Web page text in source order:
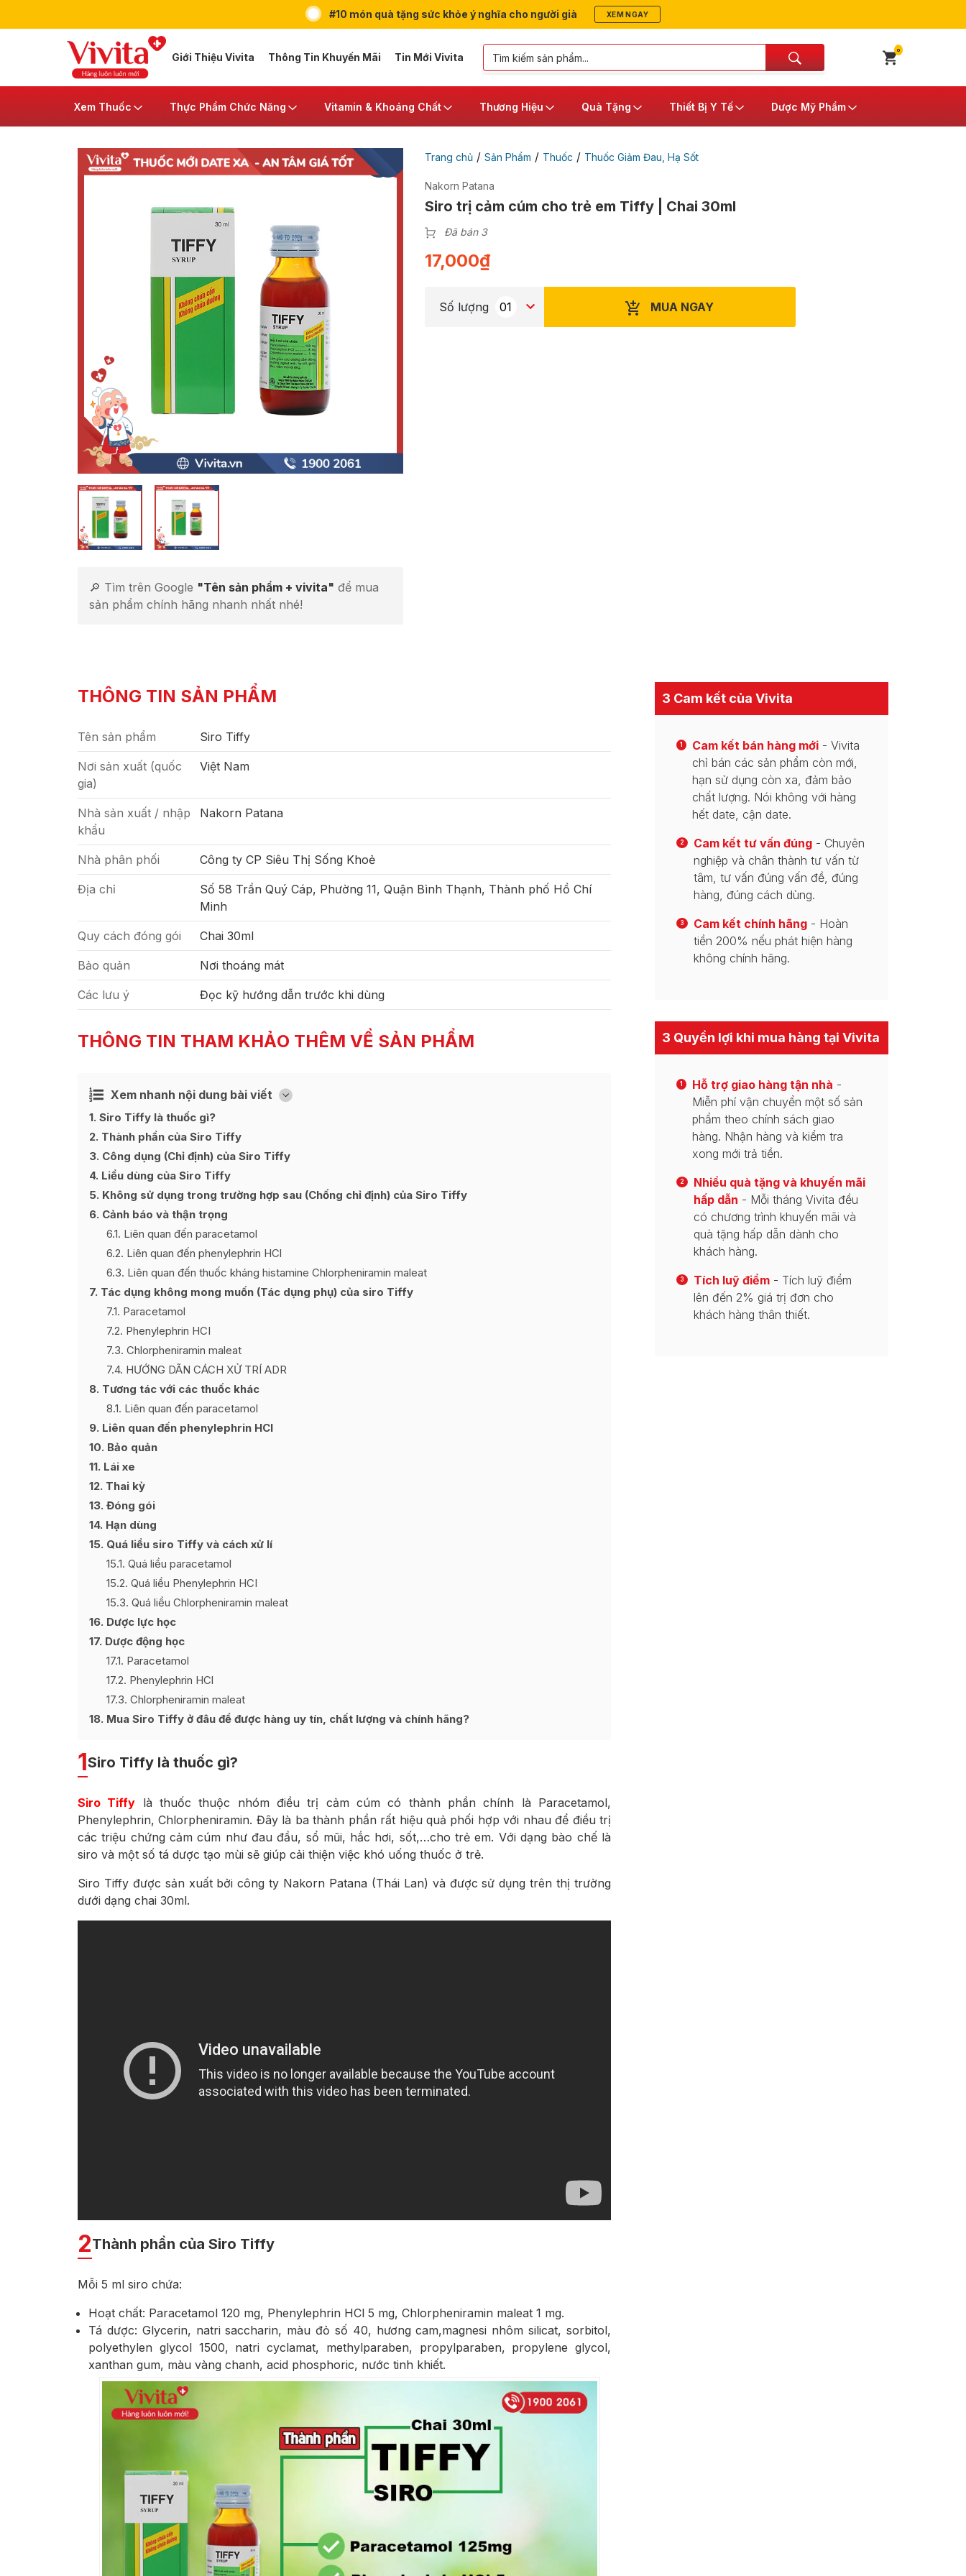
#10 món quà tặng sức khỏe ý nghĩa cho người già XEM NGAY
Giới Thiệu Vivita Thông Tin Khuyến Mãi Tin Mới Vivita
0
Xem Thuốc Thực Phẩm Chức Năng Vitamin & Khoáng Chất Thương Hiệu Quà Tặng Thiết Bị Y Tế Dược Mỹ Phẩm
🔎 Tìm trên Google "Tên sản phẩm + vivita" để mua
sản phẩm chính hãng nhanh nhất nhé!
Trang chủ/ Sản Phẩm / Thuốc / Thuốc Giảm Đau, Hạ Sốt
Nakorn Patana
Siro trị cảm cúm cho trẻ em Tiffy | Chai 30ml
Đã bán 3
17,000₫
Số lượng MUA NGAY
THÔNG TIN SẢN PHẨM
Tên sản phẩm Siro Tiffy
Nơi sản xuất (quốc
gia)
Việt Nam
Nhà sản xuất / nhập
khẩu
Nakorn Patana
Nhà phân phối Công ty CP Siêu Thị Sống Khoẻ
Địa chỉ
Số 58 Trần Quý Cáp, Phường 11, Quận Bình Thạnh, Thành phố Hồ Chí
Minh
Quy cách đóng gói Chai 30ml
Bảo quản Nơi thoáng mát
Các lưu ý Đọc kỹ hướng dẫn trước khi dùng
THÔNG TIN THAM KHẢO THÊM VỀ SẢN PHẨM
Xem nhanh nội dung bài viết [
Ẩn
1 Siro Tiffy là thuốc gì?
2 Thành phần của Siro Tiffy
3 Công dụng (Chỉ định) của Siro Tiffy
4 Liều dùng của Siro Tiffy
5 Không sử dụng trong trường hợp sau (Chống chỉ định) của Siro Tiffy
6 Cảnh báo và thận trọng
6.1 Liên quan đến paracetamol
6.2 Liên quan đến phenylephrin HCl
6.3 Liên quan đến thuốc kháng histamine Chlorpheniramin maleat
7 Tác dụng không mong muốn (Tác dụng phụ) của siro Tiffy
7.1 Paracetamol
7.2 Phenylephrin HCI
7.3 Chlorpheniramin maleat
7.4 HƯỚNG DÃN CÁCH XỬ TRÍ ADR
8 Tương tác với các thuốc khác
8.1 Liên quan đến paracetamol
9 Liên quan đến phenylephrin HCl
10 Bảo quản
11 Lái xe
12 Thai kỳ
13 Đóng gói
14 Hạn dùng
15 Quá liều siro Tiffy và cách xử lí
15.1 Quá liều paracetamol
15.2 Quá liều Phenylephrin HCI
15.3 Quá liều Chlorpheniramin maleat
16 Dược lực học
17 Dược động học
17.1 Paracetamol
17.2 Phenylephrin HCl
17.3 Chlorpheniramin maleat
18 Mua Siro Tiffy ở đâu để được hàng uy tín, chất lượng và chính hãng?
1Siro Tiffy là thuốc gì?
Siro Tiffy là thuốc thuộc nhóm điều trị cảm cúm có thành phần chính là Paracetamol,
Phenylephrin, Chlorpheniramin. Đây là ba thành phần rất hiệu quả phối hợp với nhau để điều trị
các triệu chứng cảm cúm như đau đầu, sổ mũi, hắc hơi, sốt,…cho trẻ em. Với dạng bào chế là
siro và một số tá dược tạo mùi sẽ giúp cải thiện việc khó uống thuốc ở trẻ.
Siro Tiffy được sản xuất bởi công ty Nakorn Patana (Thái Lan) và được sử dụng trên thị trường
dưới dạng chai 30ml.
2Thành phần của Siro Tiffy
Mỗi 5 ml siro chứa:
Hoạt chất: Paracetamol 120 mg, Phenylephrin HCl 5 mg, Chlorpheniramin maleat 1 mg.
Tá dược: Glycerin, natri saccharin, màu đỏ số 40, hương cam,magnesi nhôm silicat, sorbitol,
polyethylen glycol 1500, natri cyclamat, methylparaben, propylparaben, propylene glycol,
xanthan gum, màu vàng chanh, acid phosphoric, nước tinh khiết.
3 Cam kết của Vivita
1 Cam kết bán hàng mới - Vivita
chỉ bán các sản phẩm còn mới,
hạn sử dụng còn xa, đảm bảo
chất lượng. Nói không với hàng
hết date, cận date.
2 Cam kết tư vấn đúng - Chuyên
nghiệp và chân thành tư vấn từ
tâm, tư vấn đúng vấn đề, đúng
hàng, đúng cách dùng.
3 Cam kết chính hãng - Hoàn
tiền 200% nếu phát hiện hàng
không chính hãng.
3 Quyền lợi khi mua hàng tại Vivita
1 Hỗ trợ giao hàng tận nhà -
Miễn phí vận chuyển một số sản
phẩm theo chính sách giao
hàng. Nhận hàng và kiểm tra
xong mới trả tiền.
2
Nhiều quà tặng và khuyến mãi
hấp dẫn - Mỗi tháng Vivita đều
có chương trình khuyến mãi và
quà tặng hấp dẫn dành cho
khách hàng.
3 Tích luỹ điểm - Tích luỹ điểm
lên đến 2% giá trị đơn cho
khách hàng thân thiết.